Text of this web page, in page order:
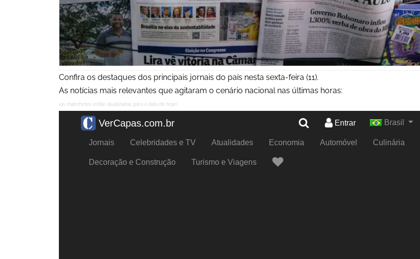
Confira os destaques dos principais jornais do país nesta sexta-feira (11).
As notícias mais relevantes que agitaram o cenário nacional nas últimas horas:
(as manchetes estão atualizadas para a data de hoje)